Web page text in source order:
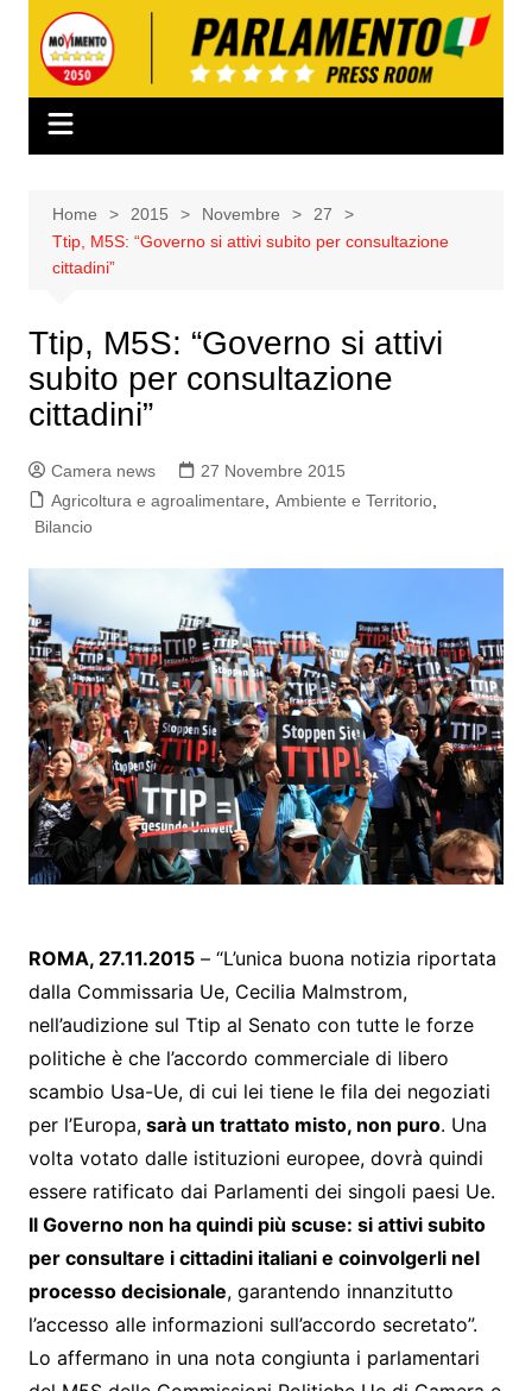
contenuto
Home 2015 Novembre
27
Ttip, M5S: “Governo si attivi subito per consultazione
cittadini”
Ttip, M5S: “Governo si attivi
subito per consultazione
cittadini”
Camera news
27 Novembre 2015
Agricoltura e agroalimentare
Ambiente e Territorio,
Bilancio
ROMA, 27.11.2015– “L’unica buona notizia riportata
dalla Commissaria Ue, Cecilia Malmstrom,
nell’audizione sul Ttip al Senato con tutte le forze
politiche è che l’accordo commerciale di libero
scambio Usa-Ue, di cui lei tiene le fila dei negoziati
per l’Europa,sarà un trattato misto, non puro. Una
volta votato dalle istituzioni europee, dovrà quindi
essere ratificato dai Parlamenti dei singoli paesi Ue.
Il Governo non ha quindi più scuse: si attivi subito
per consultare i cittadini italiani e coinvolgerli nel
processo decisionale, garantendo innanzitutto
l’accesso alle informazioni sull’accordo secretato”.
Lo affermano in una nota congiunta i parlamentari